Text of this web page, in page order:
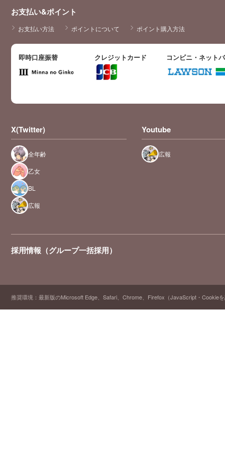
お支払い&ポイント
お支払い方法 ポイントについて ポイント購入方法
即時口座振替 クレジットカード コンビニ・ネット
X(Twitter)
全年齢
乙女
BL
広報
Youtube
広報
採用情報（グループ一括採用）
推奨環境：最新版のMicrosoft Edge、Safari、Chrome、Firefox（JavaScript・Cookie